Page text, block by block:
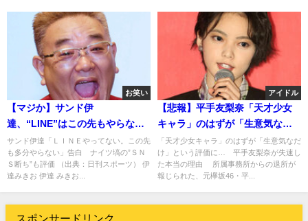
お笑い
【マジか】サンド伊
達、“LINE”はこの先もやらな
い スマホは基本ほったらかし
で・・・∑(ﾟДﾟ)
サンド伊達「ＬＩＮＥやってない。この先
も多分やらない」告白 ナイツ塙の”ＳＮ
Ｓ断ち”も評価 （出典：日刊スポーツ） 伊
達みきお 伊達 みきお...
アイドル
【悲報】平手友梨奈「天才少女
キャラ」のはずが「生意気なだ
け」に、、、
「天才少女キャラ」のはずが「生意気なだ
け」という評価に… 平手友梨奈が失速し
た本当の理由 所属事務所からの退所が
報じられた、元欅坂46・平...
スポンサードリンク